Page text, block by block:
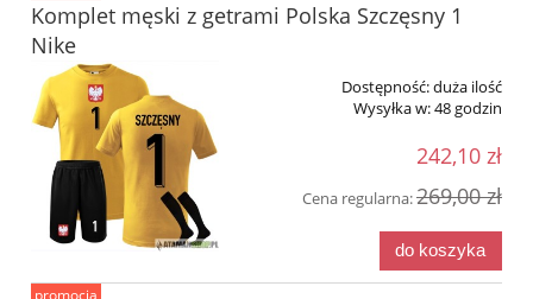
Komplet męski z getrami Polska Szczęsny 1
Nike
Dostępność:duża ilość
Wysyłka w:48 godzin
242,10 zł
Cena regularna:269,00 zł
do koszyka
promocja